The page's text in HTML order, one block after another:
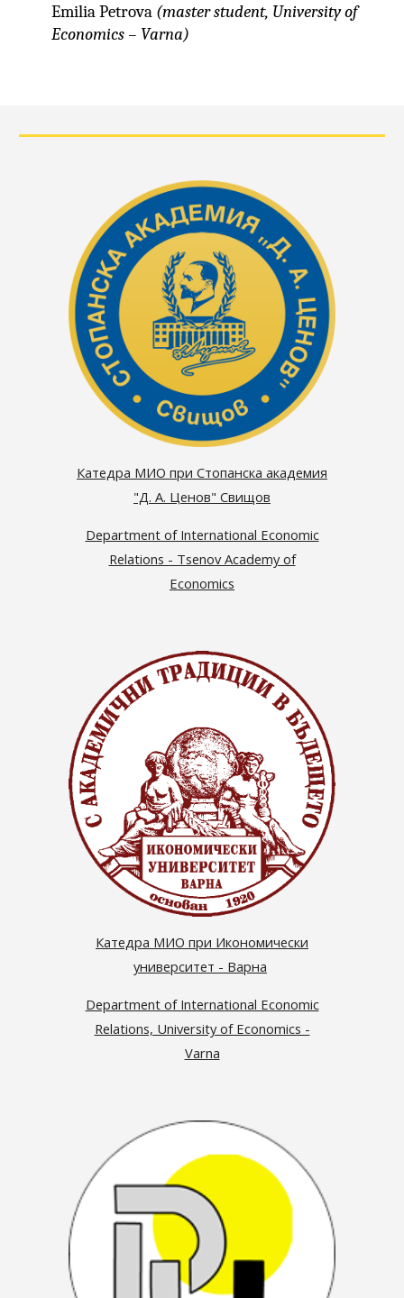
Emilia Petrova (master student, University of
Economics – Varna)
Катедра МИО при Стопанска академия
"Д. А. Ценов" Свищов
Department of International Economic
Relations - Tsenov Academy of
Economics
Катедра МИО при Икономически
университет - Варна
Department of International Economic
Relations, University of Economics -
Varna